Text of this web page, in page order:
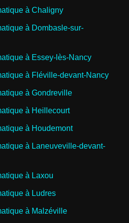
à Chaligny
à Dombasle-sur-
à Essey-lès-Nancy
à Fléville-devant-Nancy
à Gondreville
à Heillecourt
à Houdemont
à Laneuveville-devant-
à Laxou
à Ludres
à Malzéville